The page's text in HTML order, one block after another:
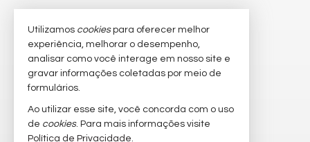
VEJA MAIS
receba nosso newsletter
imóveis favoritos
mapa de imóveis
Utilizamos cookiespara oferecer melhor
experiência, melhorar o desempenho,
analisar como você interage em nosso site e
gravar informações coletadas por meio de
formulários.
Ao utilizar esse site, você concorda com o uso
de cookies. Para mais informações visite
Política de Privacidade.